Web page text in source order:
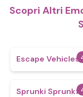
Scopri Altri
Escape Vehicles
Sprunki